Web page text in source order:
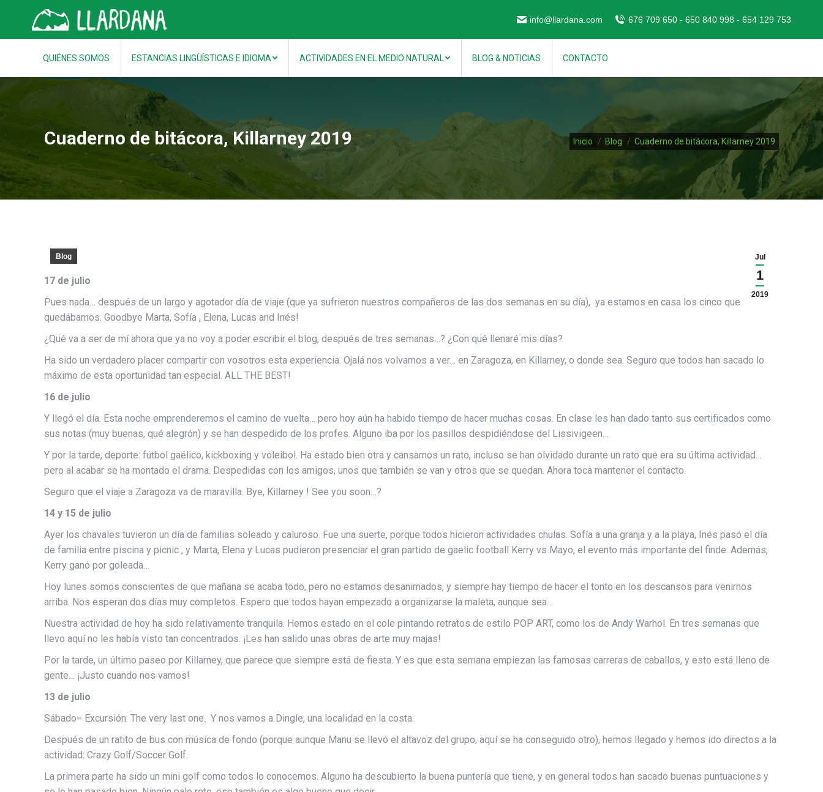
info@llardana.com 676 709 650 - 650 840 998 - 654 129 753
QUIÉNES SOMOS ESTANCIAS LINGÜÍSTICAS E IDIOMA ACTIVIDADES EN EL MEDIO NATURAL BLOG & NOTICIAS CONTACTO
Cuaderno de bitácora, Killarney 2019 Estás aquí:
Inicio Blog Cuaderno de bitácora, Killarney 2019
Jul
1
2019
Blog
17 de julio
Pues nada… después de un largo y agotador día de viaje (que ya sufrieron nuestros compañeros de las dos semanas en su día), ya estamos en casa los cinco que
quedábamos. Goodbye Marta, Sofía , Elena, Lucas and Inés!
¿Qué va a ser de mí ahora que ya no voy a poder escribir el blog, después de tres semanas…? ¿Con qué llenaré mis días?
Ha sido un verdadero placer compartir con vosotros esta experiencia. Ojalá nos volvamos a ver… en Zaragoza, en Killarney, o donde sea. Seguro que todos han sacado lo
máximo de esta oportunidad tan especial. ALL THE BEST!
16 de julio
Y llegó el día. Esta noche emprenderemos el camino de vuelta… pero hoy aún ha habido tiempo de hacer muchas cosas. En clase les han dado tanto sus certificados como
sus notas (muy buenas, qué alegrón) y se han despedido de los profes. Alguno iba por los pasillos despidiéndose del Lissivigeen…
Y por la tarde, deporte: fútbol gaélico, kickboxing y voleibol. Ha estado bien otra y cansarnos un rato, incluso se han olvidado durante un rato que era su última actividad…
pero al acabar se ha montado el drama. Despedidas con los amigos, unos que también se van y otros que se quedan. Ahora toca mantener el contacto.
Seguro que el viaje a Zaragoza va de maravilla. Bye, Killarney ! See you soon…?
14 y 15 de julio
Ayer los chavales tuvieron un día de familias soleado y caluroso. Fue una suerte, porque todos hicieron actividades chulas. Sofía a una granja y a la playa, Inés pasó el día
de familia entre piscina y picnic , y Marta, Elena y Lucas pudieron presenciar el gran partido de gaelic football Kerry vs Mayo, el evento más importante del finde. Además,
Kerry ganó por goleada…
Hoy lunes somos conscientes de que mañana se acaba todo, pero no estamos desanimados, y siempre hay tiempo de hacer el tonto en los descansos para venirnos
arriba. Nos esperan dos días muy completos. Espero que todos hayan empezado a organizarse la maleta, aunque sea…
Nuestra actividad de hoy ha sido relativamente tranquila. Hemos estado en el cole pintando retratos de estilo POP ART, como los de Andy Warhol. En tres semanas que
llevo aquí no les había visto tan concentrados. ¡Les han salido unas obras de arte muy majas!
Por la tarde, un último paseo por Killarney, que parece que siempre está de fiesta. Y es que esta semana empiezan las famosas carreras de caballos, y esto está lleno de
gente… ¡Justo cuando nos vamos!
13 de julio
Sábado= Excursión. The very last one. Y nos vamos a Dingle, una localidad en la costa.
Después de un ratito de bus con música de fondo (porque aunque Manu se llevó el altavoz del grupo, aquí se ha conseguido otro), hemos llegado y hemos ido directos a la
actividad: Crazy Golf/Soccer Golf.
La primera parte ha sido un mini golf como todos lo conocemos. Alguno ha descubierto la buena puntería que tiene, y en general todos han sacado buenas puntuaciones y